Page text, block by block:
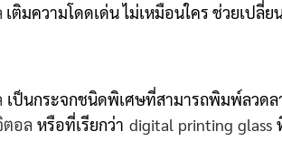
เติมความโดดเด่น ไม่เหมือนใคร ช่วยเปลี่
เป็นกระจกชนิดพิเศษที่สามารถพิมพ์ลวดล
ตอลหรือที่เรียกว่า digital printing glass